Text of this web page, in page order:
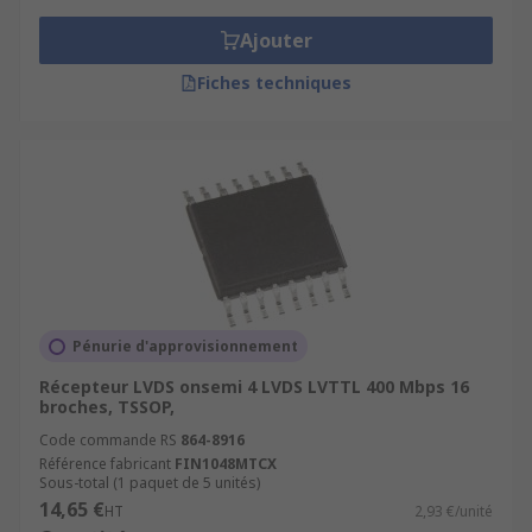
des circuits imprimés standard. Ils sont
également disponibles en combinaison avec un
sérialiseur convertit les données parallèles en un
flux de données série haute vitesse, LVDS
(signalisation différentielle basse tension). Le
désérialiseur prend la sortie série d'un
sérialiseur et la convertit en parallèle. Certains
CI, lorsqu'ils sont programmés pour l'entrée STP,
sont rétrocompatibles avec n'importe quel
Link).
Récepteurs LVDS: les récepteurs LVDS sont des
dispositifs qui appliquent les caractéristiques
d'un LVDS. Certains récepteurs sont dotés d'une
Ajouter
Fiches techniques
Pénurie d'approvisionnement
Récepteur LVDS onsemi 4 LVDS LVTTL 400 Mbps 16
broches, TSSOP,
Code commande RS 864-8916
Référence fabricant FIN1048MTCX
Sous-total (1 paquet de 5 unités)
14,65 €HT 2,93 €/unité